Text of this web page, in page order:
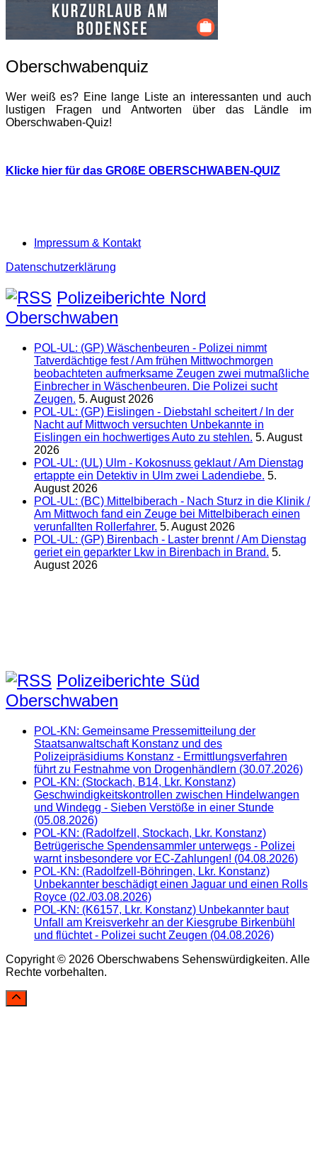
Oberschwabenquiz
Wer weiß es? Eine lange Liste an interessanten und auch
lustigen Fragen und Antworten über das Ländle im
Oberschwaben-Quiz!
Klicke hier für das GROßE OBERSCHWABEN-QUIZ
Impressum & Kontakt
Datenschutzerklärung
Polizeiberichte Nord
Oberschwaben
POL-UL: (GP) Wäschenbeuren - Polizei nimmt
Tatverdächtige fest / Am frühen Mittwochmorgen
beobachteten aufmerksame Zeugen zwei mutmaßliche
Einbrecher in Wäschenbeuren. Die Polizei sucht
Zeugen. 5. August 2026
POL-UL: (GP) Eislingen - Diebstahl scheitert / In der
Nacht auf Mittwoch versuchten Unbekannte in
Eislingen ein hochwertiges Auto zu stehlen. 5. August
2026
POL-UL: (UL) Ulm - Kokosnuss geklaut / Am Dienstag
ertappte ein Detektiv in Ulm zwei Ladendiebe. 5.
August 2026
POL-UL: (BC) Mittelbiberach - Nach Sturz in die Klinik /
Am Mittwoch fand ein Zeuge bei Mittelbiberach einen
verunfallten Rollerfahrer. 5. August 2026
POL-UL: (GP) Birenbach - Laster brennt / Am Dienstag
geriet ein geparkter Lkw in Birenbach in Brand. 5.
August 2026
Polizeiberichte Süd
Oberschwaben
POL-KN: Gemeinsame Pressemitteilung der
Staatsanwaltschaft Konstanz und des
Polizeipräsidiums Konstanz - Ermittlungsverfahren
führt zu Festnahme von Drogenhändlern (30.07.2026)
POL-KN: (Stockach, B14, Lkr. Konstanz)
Geschwindigkeitskontrollen zwischen Hindelwangen
und Windegg - Sieben Verstöße in einer Stunde
(05.08.2026)
POL-KN: (Radolfzell, Stockach, Lkr. Konstanz)
Betrügerische Spendensammler unterwegs - Polizei
warnt insbesondere vor EC-Zahlungen! (04.08.2026)
POL-KN: (Radolfzell-Böhringen, Lkr. Konstanz)
Unbekannter beschädigt einen Jaguar und einen Rolls
Royce (02./03.08.2026)
POL-KN: (K6157, Lkr. Konstanz) Unbekannter baut
Unfall am Kreisverkehr an der Kiesgrube Birkenbühl
und flüchtet - Polizei sucht Zeugen (04.08.2026)
Copyright © 2026 Oberschwabens Sehenswürdigkeiten. Alle
Rechte vorbehalten.